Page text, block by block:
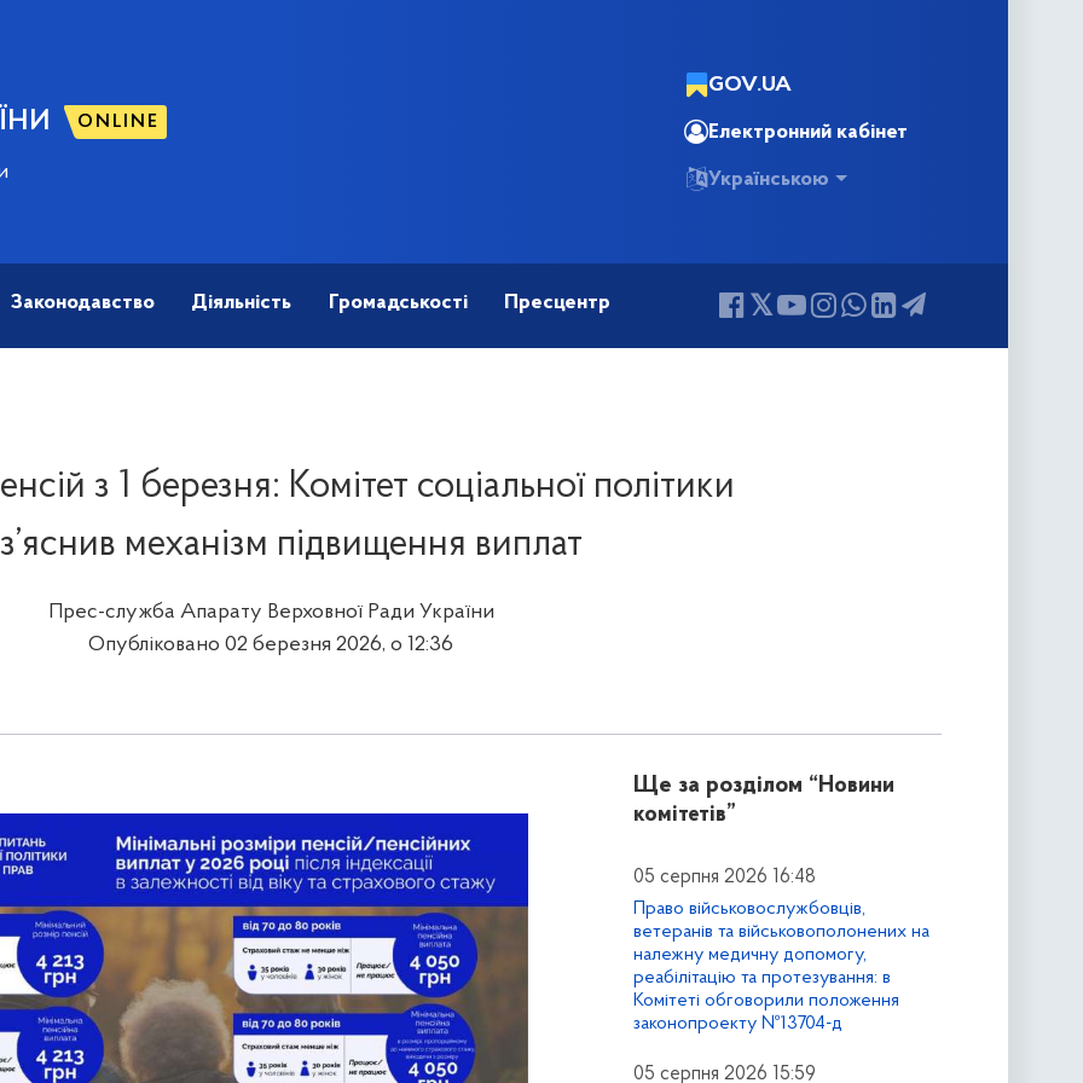
ONLINE
GOV.UA
Електронний кабінет
Українською
Законодавство Діяльність Громадськості Пресцентр
з 1 березня: Комітет соціальної політики
механізм підвищення виплат
Прес-служба Апарату Верховної Ради України
Опубліковано 02 березня 2026, о 12:36
Ще за розділом “Новини
комітетів”
05 серпня 2026 16:48
Право військовослужбовців,
ветеранів та військовополонених на
належну медичну допомогу,
реабілітацію та протезування: в
Комітеті обговорили положення
законопроекту №13704-д
05 серпня 2026 15:59